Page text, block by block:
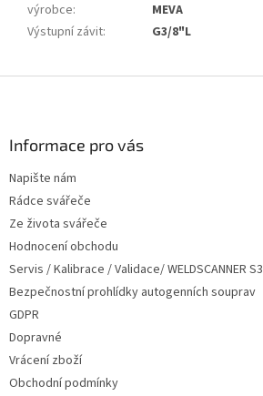
výrobce:
MEVA
Výstupní závit: G3/8"L
Informace pro vás
Napište nám
Rádce svářeče
Ze života svářeče
Hodnocení obchodu
Servis / Kalibrace / Validace/ WELDSCANNER S3
Bezpečnostní prohlídky autogenních souprav
GDPR
Dopravné
Vrácení zboží
Obchodní podmínky